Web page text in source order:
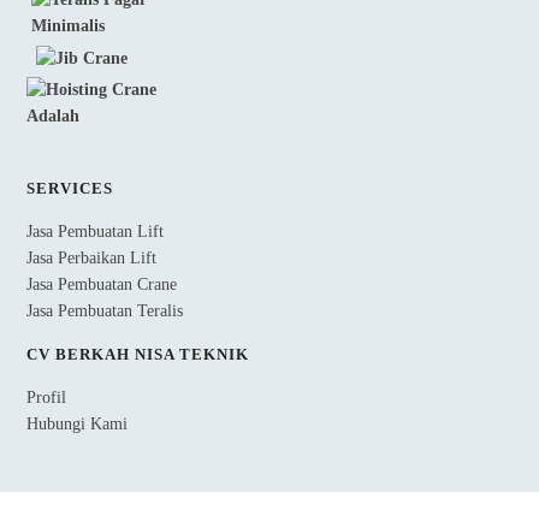
SERVICES
Jasa Pembuatan Lift
Jasa Perbaikan Lift
Jasa Pembuatan Crane
Jasa Pembuatan Teralis
CV BERKAH NISA TEKNIK
Profil
Hubungi Kami